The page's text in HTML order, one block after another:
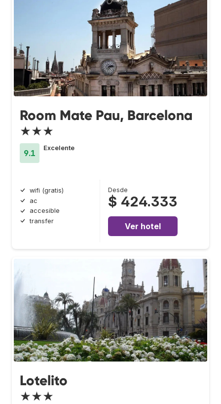
Room Mate Pau, Barcelona
★★★
9.1
Excelente
wifi (gratis)
ac
accesible
transfer
Desde
$ 424.333
Ver hotel
Lotelito
★★★